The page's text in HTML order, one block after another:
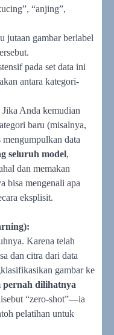
“anjing”,
jutaan gambar berlabel
pada set data ini
antara kategori-
Anda kemudian
baru (misalnya,
mengumpulkan data
seluruh model,
dan memakan
bisa mengenali apa
eksplisit.
Karena telah
dan citra dari data
gambar ke
pernah dilihatnya
“zero-shot”—ia
pelatihan untuk